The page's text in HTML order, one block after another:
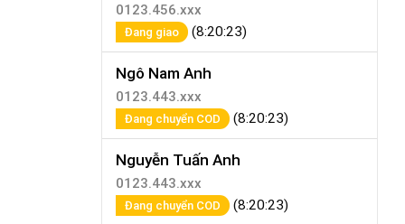
0123.456.xxx
Đang giao (8:20:23)
Ngô Nam Anh
0123.443.xxx
Đang chuyển COD (8:20:23)
Nguyễn Tuấn Anh
0123.443.xxx
Đang chuyển COD (8:20:23)